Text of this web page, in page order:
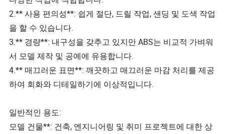
2.** 사용 편의성**: 쉽게 절단, 드릴 작업, 샌딩 및 도색 작업
을 할 수 있습니다.
3.** 경량**: 내구성을 갖추고 있지만 ABS는 비교적 가벼워
서 모델 제작 및 공예에 유용합니다.
4.** 매끄러운 표면**: 깨끗하고 매끄러운 마감 처리를 제공
하여 회화와 디테일하기에 이상적입니다.
일반적인 용도:
모델 건물**: 건축, 엔지니어링 및 취미 프로젝트에 대한 상